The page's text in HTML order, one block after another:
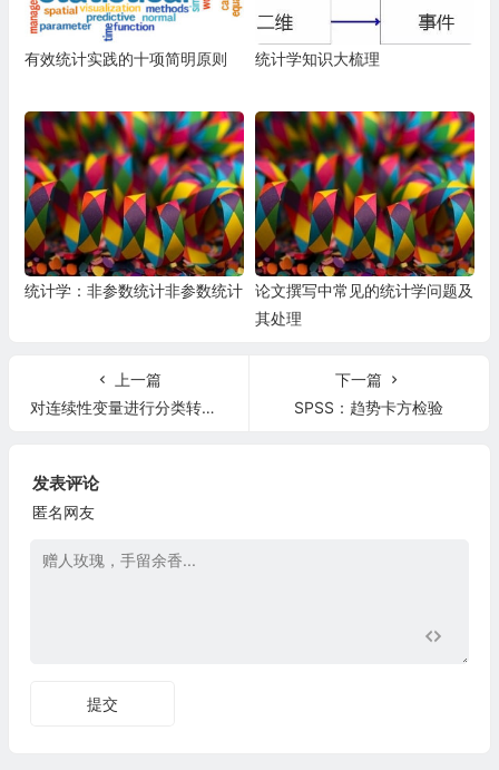
有效统计实践的十项简明原则 统计学知识大梳理
统计学：非参数统计非参数统计
论文撰写中常见的统计学问题及
其处理
上一篇
对连续性变量进行分类转换的一种方法—-最大选择检验
下一篇
SPSS：趋势卡方检验
发表评论
匿名网友
提交